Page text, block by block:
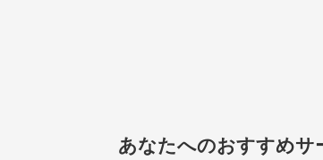
◎まだコースに出るほどじゃないん
あなたへのおすすめサ